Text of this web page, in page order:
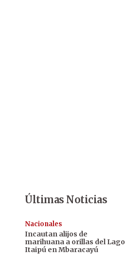
Últimas Noticias
Nacionales
Incautan alijos de
marihuana a orillas del Lago
Itaipú en Mbaracayú